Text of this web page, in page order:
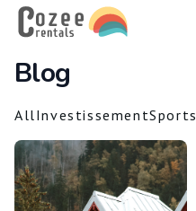
Blog
AllInvestissementSports